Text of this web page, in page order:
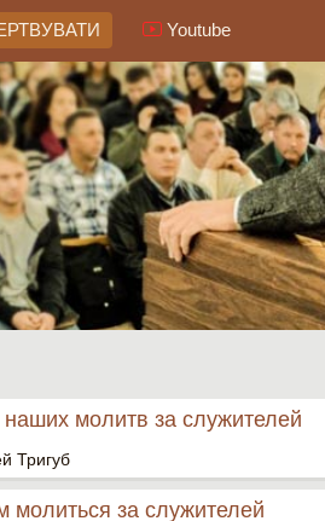
Youtube
молитв за служителей
Тригуб
молиться за служителей